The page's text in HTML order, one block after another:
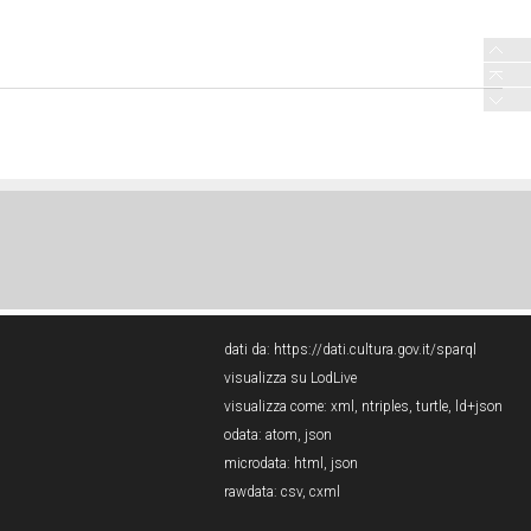
dati da: https://dati.cultura.gov.it/sparql
visualizza su LodLive
visualizza come: xml , ntriples, turtle, ld+json
odata: atom, json
microdata: html , json
rawdata: csv, cxml